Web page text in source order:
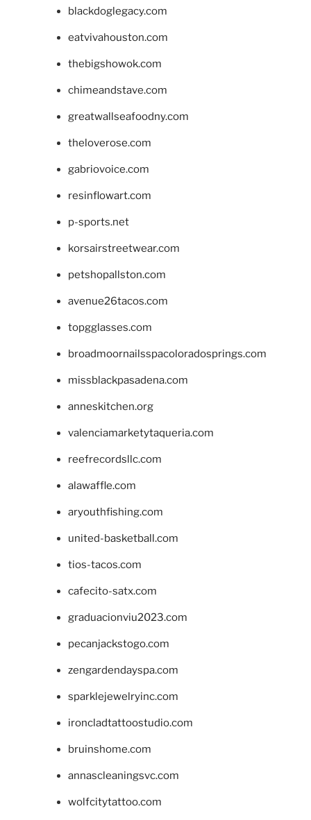
blackdoglegacy.com
eatvivahouston.com
thebigshowok.com
chimeandstave.com
greatwallseafoodny.com
theloverose.com
gabriovoice.com
resinflowart.com
p-sports.net
korsairstreetwear.com
petshopallston.com
avenue26tacos.com
topgglasses.com
broadmoornailsspacoloradosprings.com
missblackpasadena.com
anneskitchen.org
valenciamarketytaqueria.com
reefrecordsllc.com
alawaffle.com
aryouthfishing.com
united-basketball.com
tios-tacos.com
cafecito-satx.com
graduacionviu2023.com
pecanjackstogo.com
zengardendayspa.com
sparklejewelryinc.com
ironcladtattoostudio.com
bruinshome.com
annascleaningsvc.com
wolfcitytattoo.com